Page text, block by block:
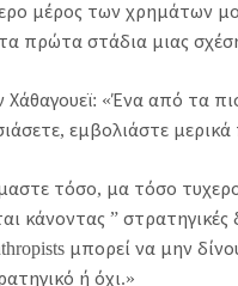
μέρος των χρημάτων
πρώτα στάδια μιας
«Ένα από τα
εμβολιάστε μερικά
τόσο, μα τόσο
κάνοντας ”
μπορεί να μην
ή όχι.»